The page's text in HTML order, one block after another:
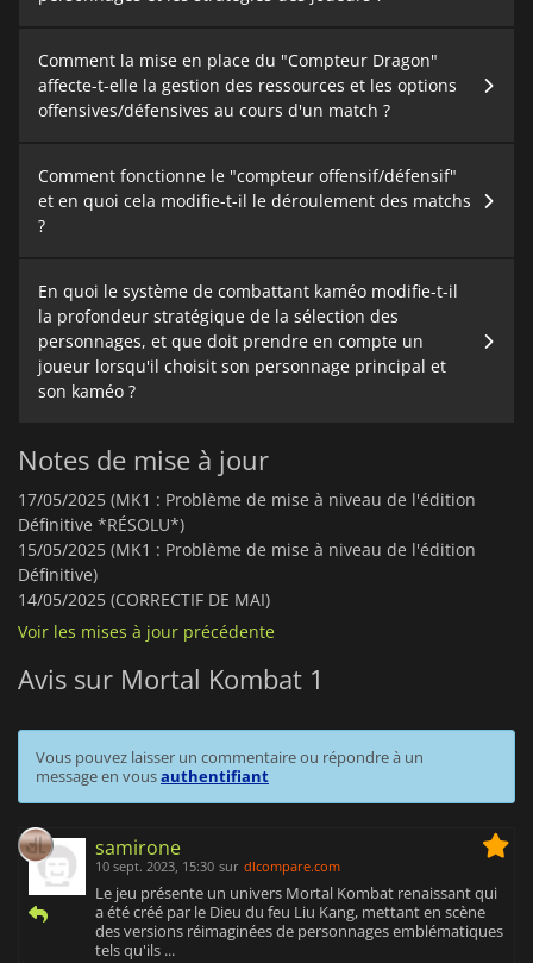
Comment la mise en place du "Compteur Dragon"
affecte-t-elle la gestion des ressources et les options
offensives/défensives au cours d'un match ?
Comment fonctionne le "compteur offensif/défensif"
et en quoi cela modifie-t-il le déroulement des matchs
?
En quoi le système de combattant kaméo modifie-t-il
la profondeur stratégique de la sélection des
personnages, et que doit prendre en compte un
joueur lorsqu'il choisit son personnage principal et
son kaméo ?
Notes de mise à jour
17/05/2025 (MK1 : Problème de mise à niveau de l'édition
Définitive *RÉSOLU*)
15/05/2025 (MK1 : Problème de mise à niveau de l'édition
Définitive)
14/05/2025 (CORRECTIF DE MAI)
Voir les mises à jour précédente
Avis sur Mortal Kombat 1
Vous pouvez laisser un commentaire ou répondre à un
message en vousauthentifiant
samirone
10 sept. 2023, 15:30 sur dlcompare.com
Le jeu présente un univers Mortal Kombat renaissant qui
a été créé par le Dieu du feu Liu Kang, mettant en scène
des versions réimaginées de personnages emblématiques
tels qu'ils ...